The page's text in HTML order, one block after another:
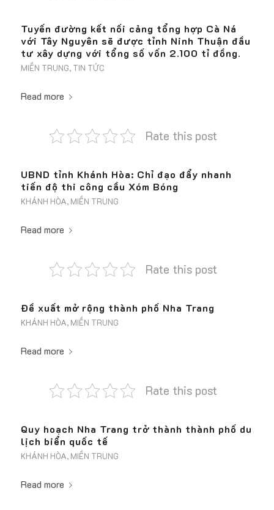
Tuyến đường kết nối cảng tổng hợp Cà Ná
với Tây Nguyên sẽ được tỉnh Ninh Thuận đầu
tư xây dựng với tổng số vốn 2.100 tỉ đồng.
MIỀN TRUNG, TIN TỨC
Read more
Rate this post
UBND tỉnh Khánh Hòa: Chỉ đạo đẩy nhanh
tiến độ thi công cầu Xóm Bóng
KHÁNH HÒA, MIỀN TRUNG
Read more
Rate this post
Đề xuất mở rộng thành phố Nha Trang
KHÁNH HÒA, MIỀN TRUNG
Read more
Rate this post
Quy hoạch Nha Trang trở thành thành phố du
lịch biển quốc tế
KHÁNH HÒA, MIỀN TRUNG
Read more